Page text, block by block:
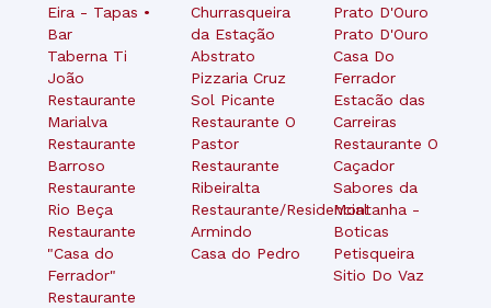
Eira - Tapas •
Bar
Taberna Ti
João
Restaurante
Marialva
Restaurante
Barroso
Restaurante
Rio Beça
Restaurante
"Casa do
Ferrador"
Restaurante
Churrasqueira
da Estação
Abstrato
Pizzaria Cruz
Sol Picante
Restaurante O
Pastor
Restaurante
Ribeiralta
Restaurante/Residencial
Armindo
Casa do Pedro
Prato D'Ouro
Prato D'Ouro
Casa Do
Ferrador
Estacão das
Carreiras
Restaurante O
Caçador
Sabores da
Montanha -
Boticas
Petisqueira
Sitio Do Vaz